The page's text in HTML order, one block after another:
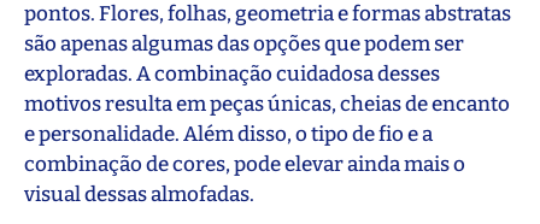
pontos. Flores, folhas, geometria e formas abstratas
são apenas algumas das opções que podem ser
exploradas. A combinação cuidadosa desses
motivos resulta em peças únicas, cheias de encanto
e personalidade. Além disso, o tipo de fio e a
combinação de cores, pode elevar ainda mais o
visual dessas almofadas.